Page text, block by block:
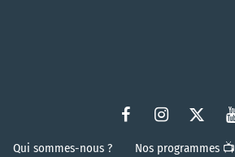
Qui sommes-nous ? Nos programmes 📺